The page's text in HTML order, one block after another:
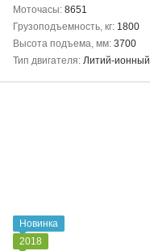
Моточасы 8651
Грузоподъемность, кг 1800
Высота подъема, мм 3700
Тип двигателя Литий-ионный
Новинка
2018